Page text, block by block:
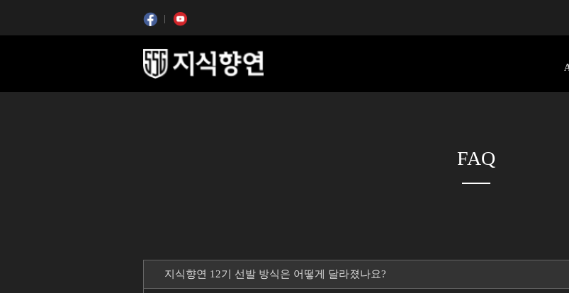
FAQ
지식향연 12기 선발 방식은 어떻게 달라졌나요?